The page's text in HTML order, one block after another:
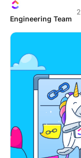
Engineering Team